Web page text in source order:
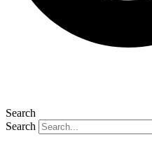
Search
Search